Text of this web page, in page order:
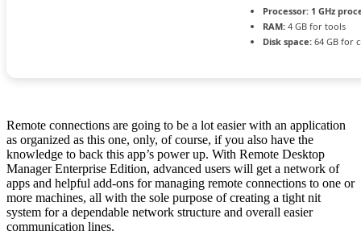
Processor: 1 GHz
RAM: 4 GB for tools
Disk space: 64 GB for
Remote connections are going to be a lot easier with an application
as organized as this one, only, of course, if you also have the
knowledge to back this app’s power up. With Remote Desktop
Manager Enterprise Edition, advanced users will get a network of
apps and helpful add-ons for managing remote connections to one or
more machines, all with the sole purpose of creating a tight nit
system for a dependable network structure and overall easier
communication lines.